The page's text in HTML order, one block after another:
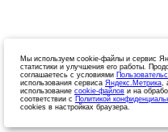
Мы используем cookie-файлы и сервис
статистики и улучшения его работы.
соглашаетесь с условиями
использования сервиса Яндекс.Метрика,
использование cookie-файлов и на
соответствии с Политикой
cookies в настройках браузера.